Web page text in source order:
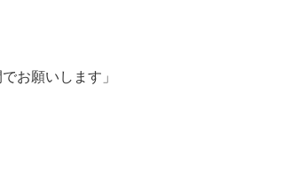
お願いします」